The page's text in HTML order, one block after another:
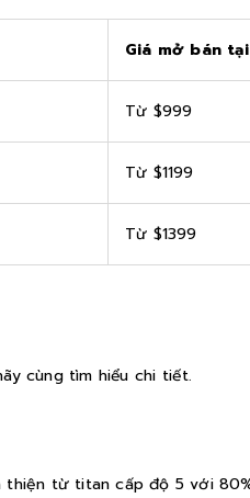
Giá mở bán
Từ $999
Từ $1199
Từ $1399
cùng tìm hiểu chi tiết.
từ titan cấp độ 5 với